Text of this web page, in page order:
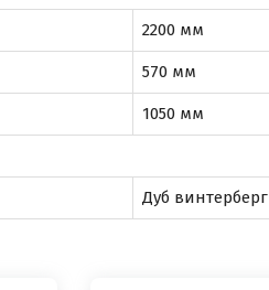
2200 мм
570 мм
1050 мм
Дуб винтерберг